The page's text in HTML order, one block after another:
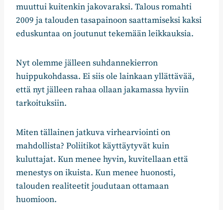
muuttui kuitenkin jakovaraksi. Talous romahti
2009 ja talouden tasapainoon saattamiseksi kaksi
eduskuntaa on joutunut tekemään leikkauksia.
Nyt olemme jälleen suhdannekierron
huippukohdassa. Ei siis ole lainkaan yllättävää,
että nyt jälleen rahaa ollaan jakamassa hyviin
tarkoituksiin.
Miten tällainen jatkuva virhearviointi on
mahdollista? Poliitikot käyttäytyvät kuin
kuluttajat. Kun menee hyvin, kuvitellaan että
menestys on ikuista. Kun menee huonosti,
talouden realiteetit joudutaan ottamaan
huomioon.